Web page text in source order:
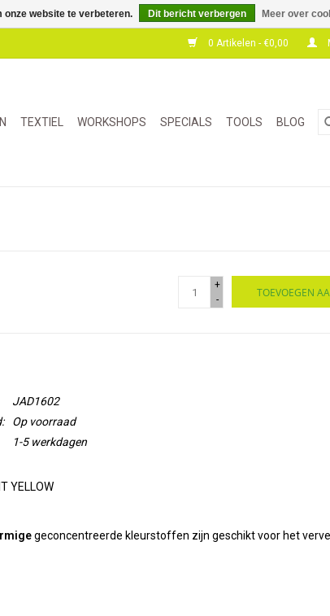
0 Artikelen - €0,00
TEXTIEL WORKSHOPS SPECIALS TOOLS BLOG
+
-
TOEVOEGEN
JAD1602
Op voorraad
1-5 werkdagen
YELLOW
geconcentreerde kleurstoffen zijn geschikt voor het
onze website te verbeteren. Dit bericht verbergen Meer over